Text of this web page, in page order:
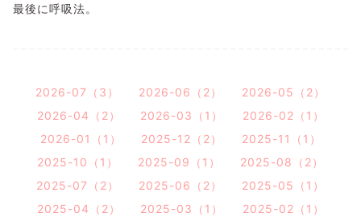
最後に呼吸法。
2026-07（3） 2026-06（2）
2026-05（2）
2026-04（2）
2026-03（1）
2026-02（1）
2026-01（1）
2025-12（2）
2025-11（1）
2025-10（1）
2025-09（1）
2025-08（2）
2025-07（2）
2025-06（2）
2025-05（1）
2025-04（2）
2025-03（1）
2025-02（1）